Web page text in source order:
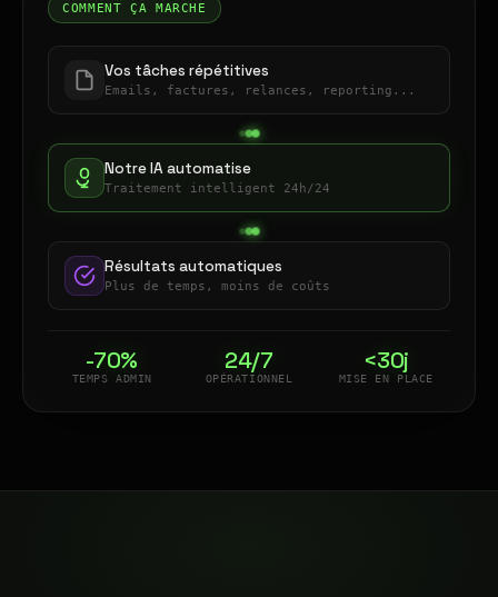
COMMENT ÇA MARCHE
Vos tâches répétitives
Emails, factures, relances, reporting...
Notre IA automatise
Traitement intelligent 24h/24
Résultats automatiques
Plus de temps, moins de coûts
-70%
TEMPS ADMIN
24/7
OPÉRATIONNEL
<30j
MISE EN PLACE